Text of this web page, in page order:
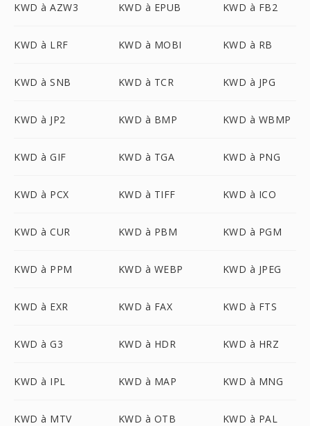
KWD à AZW3 KWD à EPUB KWD à FB2
KWD à LRF KWD à MOBI KWD à RB
KWD à SNB KWD à TCR KWD à JPG
KWD à JP2 KWD à BMP KWD à WBMP
KWD à GIF KWD à TGA KWD à PNG
KWD à PCX KWD à TIFF KWD à ICO
KWD à CUR KWD à PBM KWD à PGM
KWD à PPM KWD à WEBP KWD à JPEG
KWD à EXR KWD à FAX KWD à FTS
KWD à G3 KWD à HDR KWD à HRZ
KWD à IPL KWD à MAP KWD à MNG
KWD à MTV KWD à OTB KWD à PAL